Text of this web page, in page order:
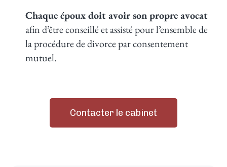
Chaque époux doit avoir son propre avocat
afin d’être conseillé et assisté pour l’ensemble de
la procédure de divorce par consentement
mutuel.
Contacter le cabinet​​